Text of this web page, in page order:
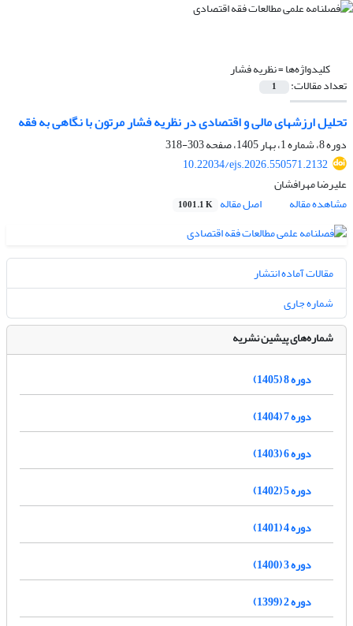
کلیدواژه‌ها =نظریه فشار
تعداد مقالات: 1
تحلیل ارزشهای مالی و اقتصادی در نظریه فشار مرتون با نگاهی به فقه
دوره 8، شماره 1، بهار 1405، صفحه
303-318
10.22034/ejs.2026.550571.2132
علیرضا مهرافشان
مشاهده مقاله
اصل مقاله 1001.1 K
مقالات آماده انتشار
شماره جاری
شماره‌های پیشین نشریه
دوره 8 (1405)
دوره 7 (1404)
دوره 6 (1403)
دوره 5 (1402)
دوره 4 (1401)
دوره 3 (1400)
دوره 2 (1399)